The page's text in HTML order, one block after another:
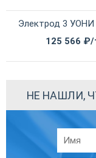
Электрод 3 УОНИ
125 566 ₽/
НЕ НАШЛИ,